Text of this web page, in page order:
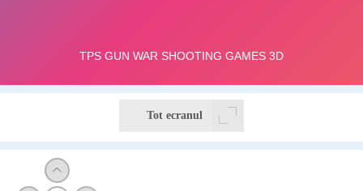
Tot ecranul